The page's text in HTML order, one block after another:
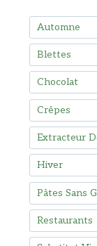
Automne
Blettes
Chocolat
Crêpes
Extracteur
Hiver
Pâtes Sans
Restaurants